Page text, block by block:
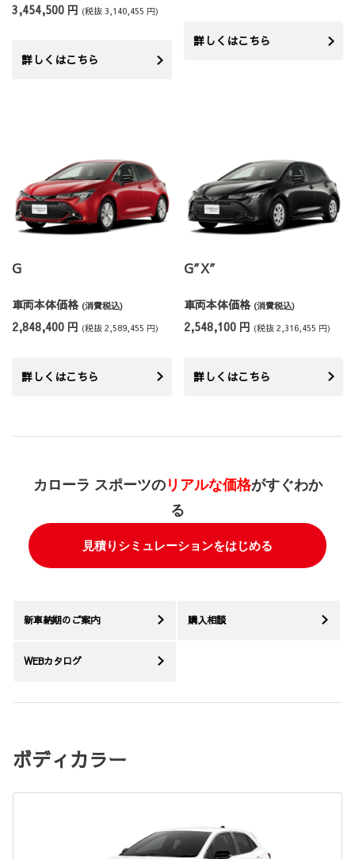
3,454,500 円 (税抜 3,140,455 円)
詳しくはこちら
詳しくはこちら
G
車両本体価格 (消費税込)
2,848,400 円 (税抜 2,589,455 円)
詳しくはこちら
G″X″
車両本体価格 (消費税込)
2,548,100 円 (税抜 2,316,455 円)
詳しくはこちら
カローラ スポーツのリアルな価格がすぐわか
る
見積りシミュレーションをはじめる
新車納期のご案内 購入相談
WEBカタログ
ボディカラー